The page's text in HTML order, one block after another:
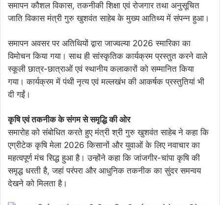
समापन कौशल विकास, तकनीकी शिक्षा एवं रोजगार तथा अनुसूचित
जाति विकास मंत्री गुरु खुशवंत साहेब के मुख्य आतिथ्य में संपन्न हुआ।
समापन अवसर पर अतिथियों द्वारा जाज्वल्या 2026 स्मारिका का
विमोचन किया गया। साथ ही सांस्कृतिक कार्यक्रम प्रस्तुत करने वाले
स्कूली छात्र-छात्राओं एवं स्थानीय कलाकारों को सम्मानित किया
गया। कार्यक्रम में पंथी नृत्य एवं मल्लखंभ की आकर्षक प्रस्तुतियां भी
दी गईं।
कृषि एवं तकनीक के संगम से समृद्धि की ओर
समारोह को संबोधित करते हुए मंत्री श्री गुरु खुशवंत साहेब ने कहा कि
एग्रीटेक कृषि मेला 2026 किसानों और युवाओं के लिए नवाचार का
महत्वपूर्ण मंच सिद्ध हुआ है। उन्होंने कहा कि जांजगीर-चांपा कृषि की
समृद्ध धरती है, जहां परंपरा और आधुनिक तकनीक का सुंदर समन्वय
देखने को मिलता है।